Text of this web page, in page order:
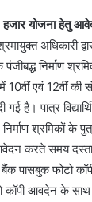
हजार योजना हेतु
अधिकारी
निर्माण
एवं 12वीं की
है। पात्र
निर्माण श्रमिकों के
करते समय
पासबुक फोटो
कॉपी आवदेन के